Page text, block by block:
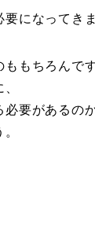
になってきま
もちろんです
要があるの